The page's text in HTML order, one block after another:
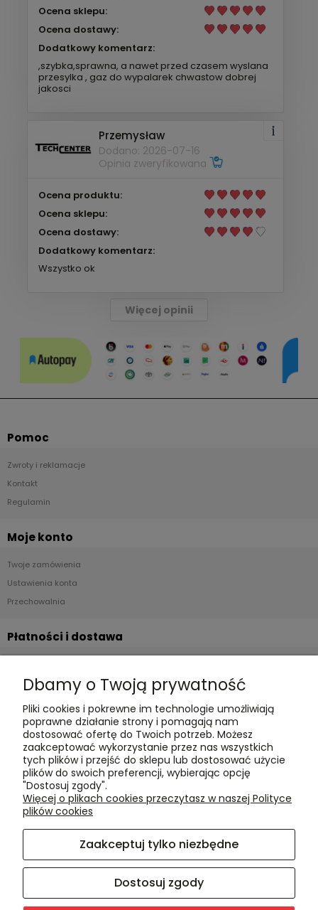
Ocena sklepu:
Ocena dostawy:
Dodatkowy komentarz:
,szybka,sprawna, a nawet przed czasem wyslana
przesylka , gaz do wypalarek chwastow dobrej
jakosci
Przemysław
Dodano: 2026-07-16
Opinia zweryfikowana
Ocena produktu:
Ocena sklepu:
Ocena dostawy:
Dodatkowy komentarz:
Wszystko ok
Więcej opinii
Pomoc
Zwroty i reklamacje
Kontakt
Regulamin
Moje konto
Twoje zamówienia
Ustawienia konta
Przechowalnia
Płatności i dostawa
Czas realizacji i koszty dostawy
Informacje
Polityka cookies
Polityka prywatności
Blog
O nas
Kontakt i dane firmy
O firmie
Dbamy o Twoją prywatność
Pliki cookies i pokrewne im technologie umożliwiają
poprawne działanie strony i pomagają nam
dostosować ofertę do Twoich potrzeb. Możesz
zaakceptować wykorzystanie przez nas wszystkich
tych plików i przejść do sklepu lub dostosować użycie
plików do swoich preferencji, wybierając opcję
"Dostosuj zgody".
Więcej o plikach cookies przeczytasz w naszej Polityce
plików cookies
Zaakceptuj tylko niezbędne
Dostosuj zgody